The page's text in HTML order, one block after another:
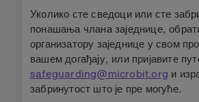
Уколико сте сведоци или сте
понашања члана заједнице,
организатору заједнице у свом
вашем догађају, или пријавите
safeguarding@microbit.org и
забринутост што је пре могуће.